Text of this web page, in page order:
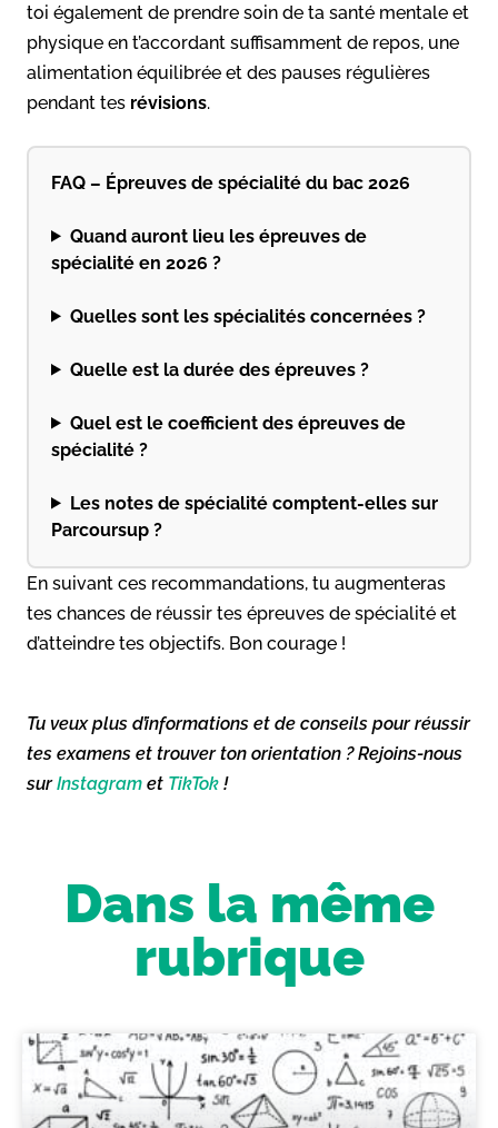
toi également de prendre soin de ta santé mentale et
physique en t’accordant suffisamment de repos, une
alimentation équilibrée et des pauses régulières
pendant tes révisions.
FAQ – Épreuves de spécialité du bac 2026
Quand auront lieu les épreuves de
spécialité en 2026 ?
Quelles sont les spécialités concernées ?
Quelle est la durée des épreuves ?
Quel est le coefficient des épreuves de
spécialité ?
Les notes de spécialité comptent-elles sur
Parcoursup ?
En suivant ces recommandations, tu augmenteras
tes chances de réussir tes épreuves de spécialité et
d’atteindre tes objectifs. Bon courage !
Tu veux plus d’informations et de conseils pour réussir
tes examens et trouver ton orientation ? Rejoins-nous
surInstagram et TikTok !
Dans la même
rubrique